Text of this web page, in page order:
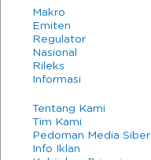
Makro
Emiten
Regulator
Nasional
Rileks
Informasi
Tentang Kami
Tim Kami
Pedoman Media Siber
Info Iklan